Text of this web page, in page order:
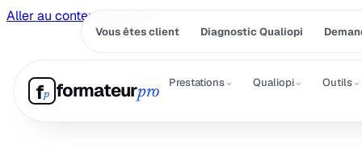
Aller au contenu principal
Vous êtes client Diagnostic Qualiopi
fp formateurpro
Prestations⌄ Qualiopi⌄ Outils⌄